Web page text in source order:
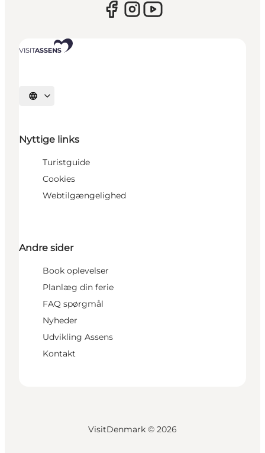
Vælg sprog
Nyttige links
Turistguide
Cookies
Webtilgængelighed
Andre sider
Book oplevelser
Planlæg din ferie
FAQ spørgmål
Nyheder
Udvikling Assens
Kontakt
VisitDenmark © 2026